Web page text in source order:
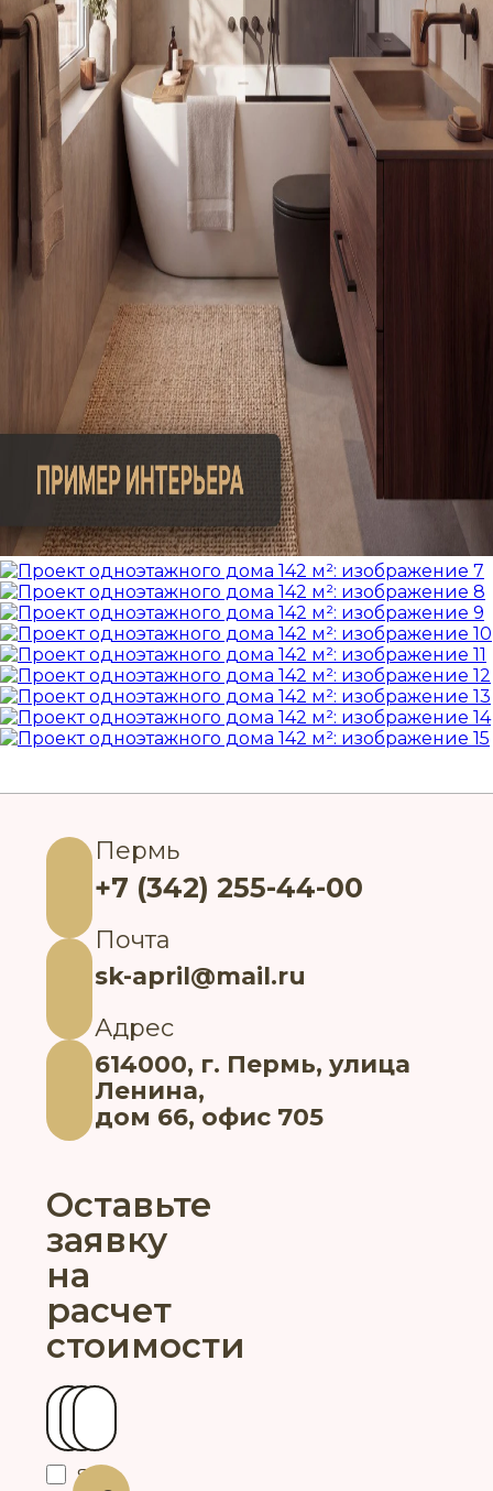
Оставьте
заявку
на
расчет
стоимости
Ваше имя
Контактный телефон
Ваш город
Я
Пермь
+7 (342) 255-44-00
Почта
sk-april@mail.ru
Адрес
614000, г. Пермь, улица
Ленина,
дом 66, офис 705